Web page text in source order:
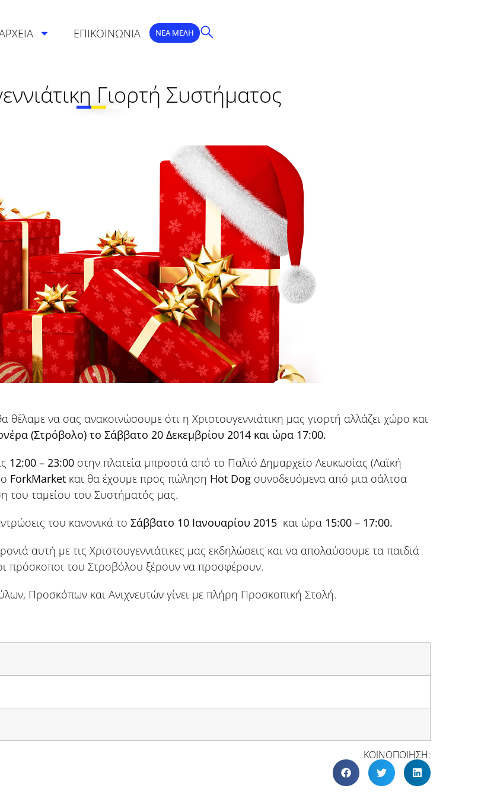
ΕΠΙΚΟΙΝΩΝΙΑ ΝΕΑ ΜΕΛΗ
Γιορτή Συστήματος
να σας ανακοινώσουμε ότι η Χριστουγεννιάτικη μας γιορτή αλλάζει χώρο και
(Στρόβολο) το Σάββατο 20 Δεκεμβρίου 2014 και ώρα 17:00.
12:00 – 23:00 στην πλατεία μπροστά από το Παλιό Δημαρχείο Λευκωσίας (Λαϊκή
ForkMarket και θα έχουμε προς πώληση Hot Dog συνοδευόμενα από μια σάλτσα
του ταμείου του Συστήματός μας.
του κανονικά το Σάββατο 10 Ιανουαρίου 2015 και ώρα 15:00 – 17:00.
αυτή με τις Χριστουγεννιάτικες μας εκδηλώσεις και να απολαύσουμε τα παιδιά
πρόσκοποι του Στροβόλου ξέρουν να προσφέρουν.
Προσκόπων και Ανιχνευτών γίνει με πλήρη Προσκοπική Στολή.
ΚΟΙΝΟΠΟΙΗΣΗ: